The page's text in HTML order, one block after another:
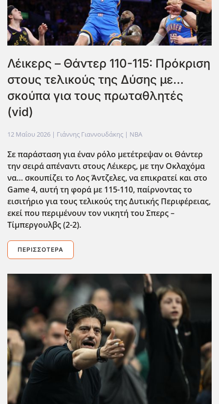
Λέικερς – Θάντερ 110-115: Πρόκριση
στους τελικούς της Δύσης με…
σκούπα για τους πρωταθλητές
(vid)
12 Μαΐου 2026 | Γιάννης Γιαννουδάκης | NBA
Σε παράσταση για έναν ρόλο μετέτρεψαν οι Θάντερ
την σειρά απέναντι στους Λέικερς, με την Οκλαχόμα
να… σκουπίζει το Λος Άντζελες, να επικρατεί και στο
Game4, αυτή τη φορά με 115-110, παίρνοντας το
εισιτήριο για τους τελικούς της Δυτικής Περιφέρειας,
εκεί που περιμένουν τον νικητή του Σπερς –
Τίμπεργουλβς (2-2).
ΠΕΡΙΣΣΌΤΕΡΑ